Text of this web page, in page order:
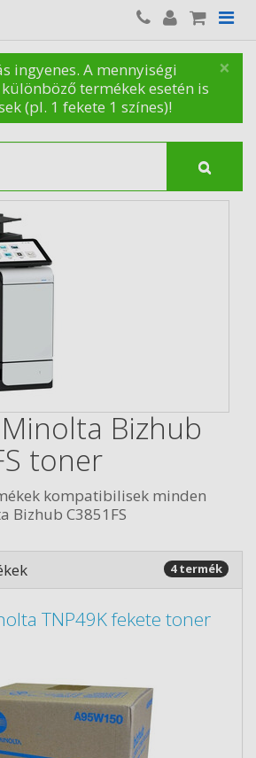
×
ingyenes. A mennyiségi
termékek esetén is
(pl. 1 fekete 1 színes)!
Bizhub
toner
kompatibilisek minden
Bizhub C3851FS
4 termék
TNP49K fekete toner